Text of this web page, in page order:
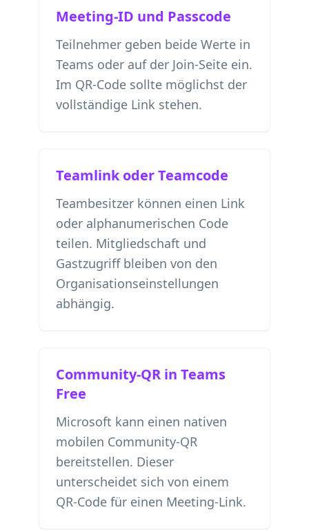
Meeting-ID und Passcode
Teilnehmer geben beide Werte in
Teams oder auf der Join-Seite ein.
Im QR-Code sollte möglichst der
vollständige Link stehen.
Teamlink oder Teamcode
Teambesitzer können einen Link
oder alphanumerischen Code
teilen. Mitgliedschaft und
Gastzugriff bleiben von den
Organisationseinstellungen
abhängig.
Community-QR in Teams
Free
Microsoft kann einen nativen
mobilen Community-QR
bereitstellen. Dieser
unterscheidet sich von einem
QR-Code für einen Meeting-Link.